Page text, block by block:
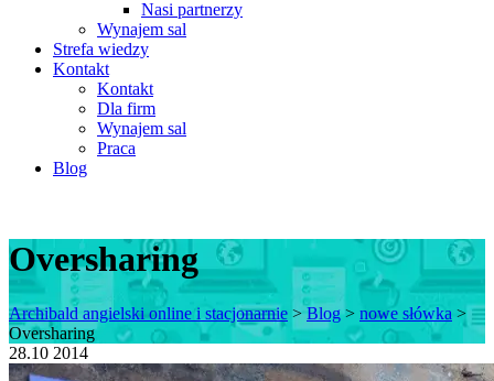
Nasi partnerzy
Wynajem sal
Strefa wiedzy
Kontakt
Kontakt
Dla firm
Wynajem sal
Praca
Blog
Oversharing
Archibald angielski online i stacjonarnie >Blog> nowe słówka >
Oversharing
28.10 2014